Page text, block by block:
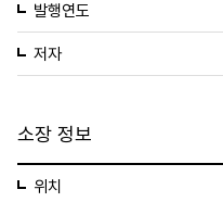
발행연도
저자
소장 정보
위치